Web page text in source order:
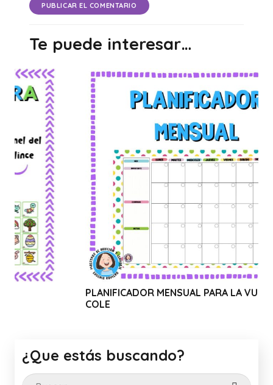
PUBLICAR EL COMENTARIO
Te puede interesar…
PLANIFICADOR MENSUAL PARA LA VUELTA AL
¿Que estás buscando?
Buscar: